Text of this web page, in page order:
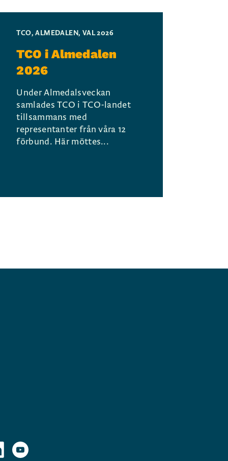
TCO,ALMEDALEN, VAL 2026
TCO i Almedalen
2026
Under Almedalsveckan
samlades TCO i TCO-landet
tillsammans med
representanter från våra 12
förbund. Här möttes...